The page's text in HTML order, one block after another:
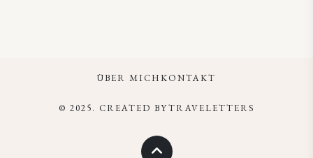
ÜBER MICHKONTAKT
© 2025. CREATED BYTRAVELETTERS